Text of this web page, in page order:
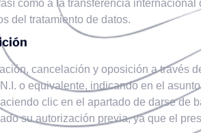
como a la transferencia
del tratamiento de datos.
cancelación y oposición a través
o equivalente, indicando en el
clic en el apartado de darse de
su autorización previa, ya que el